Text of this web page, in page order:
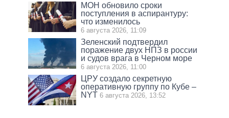
МОН обновило сроки
поступления в аспирантуру:
что изменилось
6 августа 2026, 11:09
Зеленский подтвердил
поражение двух НПЗ в россии
и судов врага в Черном море
6 августа 2026, 11:00
ЦРУ создало секретную
оперативную группу по Кубе –
NYT 6 августа 2026, 13:52